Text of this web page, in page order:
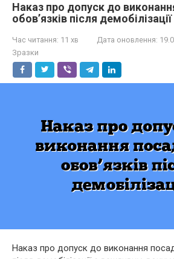
Наказ про допуск до
обов’язків після демобілізації
Час читання: 11 хв Дата оновлення:
Зразки
Наказ про допуск до виконання